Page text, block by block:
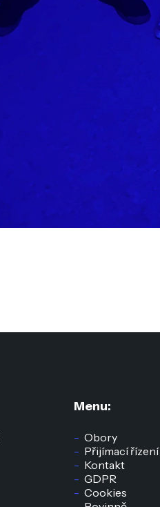
Menu:
Obory
Přijímací řízení
Kontakt
GDPR
Cookies